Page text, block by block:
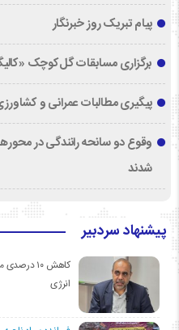
پیام تبریک روز خبرنگار
برگزاری مسابقات گل‌کوچک
پیگیری مطالبات عمرانی و
شدند
پیشنهاد سردبیر
کاهش ۱۰
انرژی